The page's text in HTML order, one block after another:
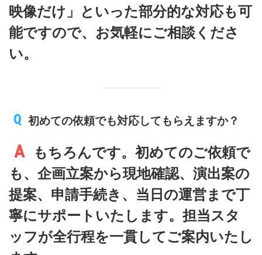
映像だけ」といった部分的な対応も可
能ですので、お気軽にご相談くださ
い。
初めての依頼でも対応してもらえますか？
もちろんです。初めてのご依頼で
も、企画立案から現地確認、演出案の
提案、申請手続き、当日の運営まで丁
寧にサポートいたします。担当スタ
ッフが全行程を一貫してご案内いたし